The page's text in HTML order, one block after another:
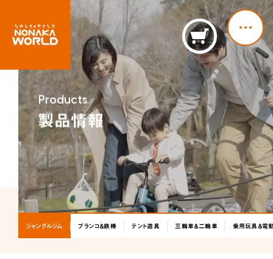
ホーム
ホーム
ニュース
ニュース
新製品情報 お知らせ ニュースリリース
NONAKAのなか、探検隊！
NONAKAのなか、探検隊！
会社情報
Products
製品情報
ジャングルジム ブランコ＆鉄棒 テント遊具 三輪車＆二輪車 乗用玩具＆電